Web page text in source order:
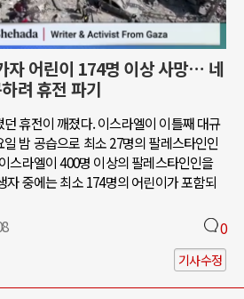
자 어린이 174명 이상 사망… 네
려 휴전 파기
휴전이 깨졌다. 이스라엘이 이틀째 대규
밤 공습으로 최소 27명의 팔레스타인인
스라엘이 400명 이상의 팔레스타인인을
자 중에는 최소 174명의 어린이가 포함되
0
기사수정